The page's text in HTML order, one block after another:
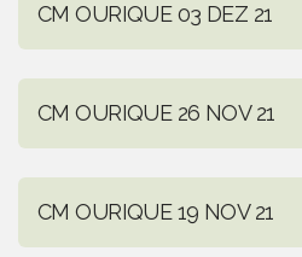
CM OURIQUE 03 DEZ 21
CM OURIQUE 26 NOV 21
CM OURIQUE 19 NOV 21